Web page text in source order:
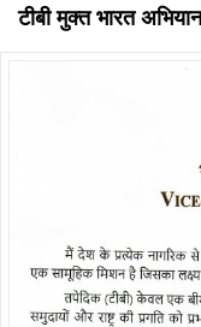
टीबी मुक्त भारत अभियान